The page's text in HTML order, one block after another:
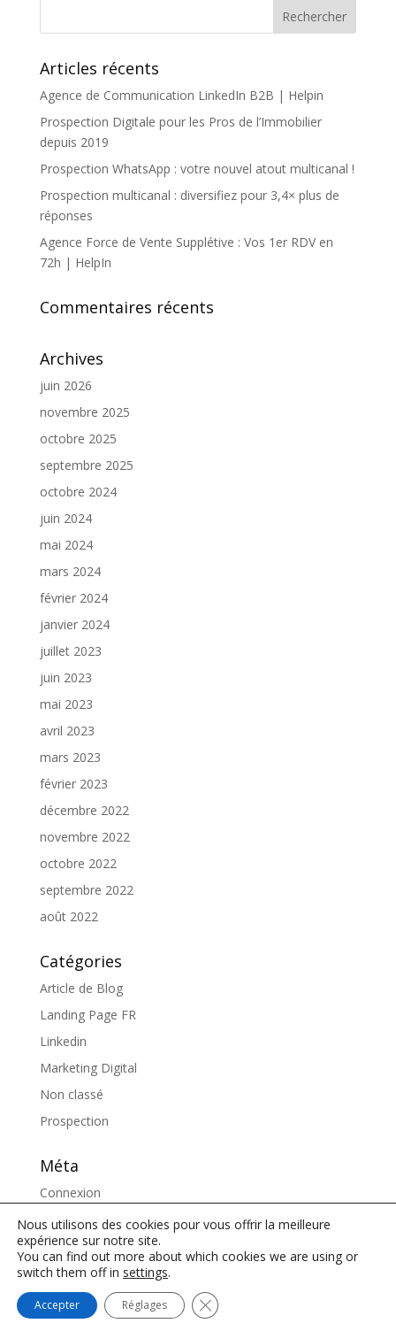
Articles récents
Agence de Communication LinkedIn B2B | Helpin
Prospection Digitale pour les Pros de l’Immobilier
depuis 2019
Prospection WhatsApp : votre nouvel atout multicanal !
Prospection multicanal : diversifiez pour 3,4× plus de
réponses
Agence Force de Vente Supplétive : Vos 1er RDV en
72h | HelpIn
Commentaires récents
Archives
juin 2026
novembre 2025
octobre 2025
septembre 2025
octobre 2024
juin 2024
mai 2024
mars 2024
février 2024
janvier 2024
juillet 2023
juin 2023
mai 2023
avril 2023
mars 2023
février 2023
décembre 2022
novembre 2022
octobre 2022
septembre 2022
août 2022
Catégories
Article de Blog
Landing Page FR
Linkedin
Marketing Digital
Non classé
Prospection
Méta
Connexion
Flux des publications
Flux des commentaires
Site de WordPress-FR
Nous utilisons des cookies pour vous offrir la meilleure
expérience sur notre site.
You can find out more about which cookies we are using or
switch them off in settings.
Accepter Réglages Fermer la bannière des cookies